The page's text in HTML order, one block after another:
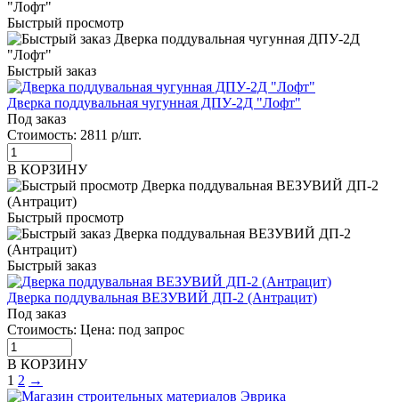
Быстрый просмотр
Быстрый заказ
Дверка поддувальная чугунная ДПУ-2Д "Лофт"
Под заказ
Стоимость: 2811 р/шт.
В КОРЗИНУ
Быстрый просмотр
Быстрый заказ
Дверка поддувальная ВЕЗУВИЙ ДП-2 (Антрацит)
Под заказ
Стоимость: Цена: под запрос
В КОРЗИНУ
1 2 →